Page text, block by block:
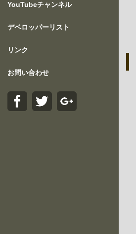
YouTubeチャンネル
デベロッパーリスト
リンク
お問い合わせ